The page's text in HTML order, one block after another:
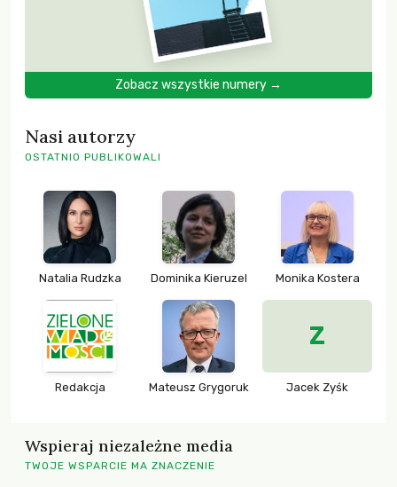
Zobacz wszystkie numery →
Nasi autorzy
OSTATNIO PUBLIKOWALI
Natalia Rudzka Dominika Kieruzel Monika Kostera
Redakcja Mateusz Grygoruk
Z
Jacek Zyśk
Wspieraj niezależne media
TWOJE WSPARCIE MA ZNACZENIE